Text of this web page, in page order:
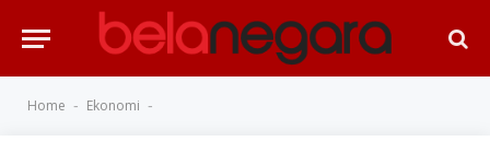
Home - Ekonomi -